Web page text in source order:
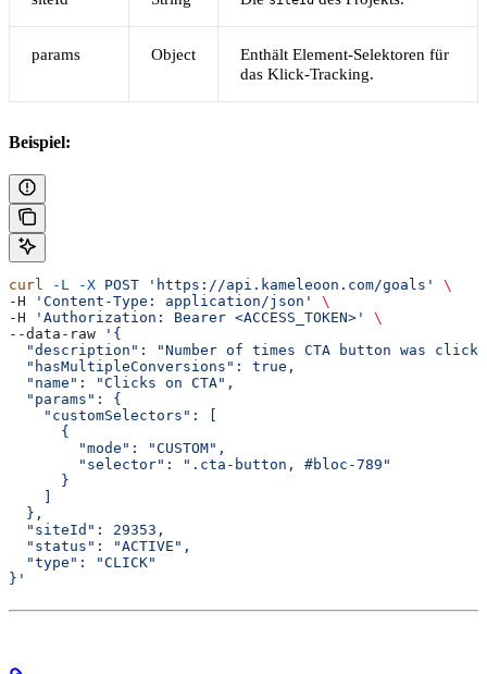
params Object
Enthält Element-Selektoren für
das Klick-Tracking.
Beispiel:
curl -L -X POST 'https://api.kameleoon.com/goals'
\
-H
'Content-Type: application/json'
\
-H
'Authorization: Bearer <ACCESS_TOKEN>'
\
--data-raw
'{
"description": "Number of times CTA button was
  "hasMultipleConversions": true,
  "name": "Clicks on CTA",
  "params": {
    "customSelectors": [
      {
        "mode": "CUSTOM",
        "selector": ".cta-button, #bloc-789"
      }
  },
  "siteId": 29353,
  "status": "ACTIVE",
  "type": "CLICK"
}'